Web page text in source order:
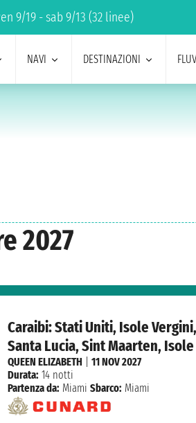
9/19 - sab 9/13 (32 linee)
NAVI DESTINAZIONI
2027
Caraibi: Stati Uniti, Isole
Santa Lucia, Sint Maarten,
QUEEN ELIZABETH |11 NOV 2027
Durata: 14 notti
Partenza da: Miami Sbarco: Miami